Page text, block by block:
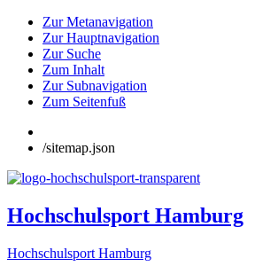
Zur Metanavigation
Zur Hauptnavigation
Zur Suche
Zum Inhalt
Zur Subnavigation
Zum Seitenfuß
/sitemap.json
Hochschulsport Hamburg
Hochschulsport Hamburg